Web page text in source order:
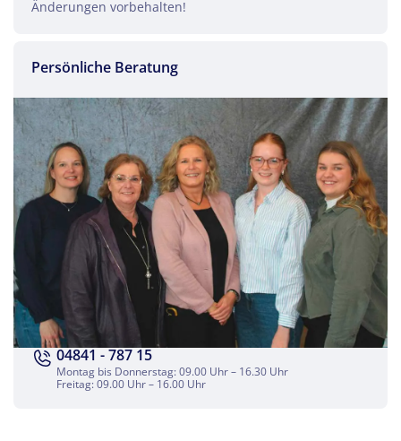
Facebook
Twitter
WhatsApp
Telegram
per E-Mail senden
Link kopieren
Änderungen vorbehalten!
Persönliche Beratung
04841 - 787 15
Montag bis Donnerstag: 09.00 Uhr – 16.30 Uhr
Freitag: 09.00 Uhr – 16.00 Uhr